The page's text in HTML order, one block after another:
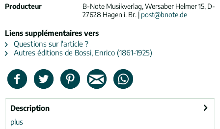
Producteur
B-Note Musikverlag, Wersaber Helmer 15, D-
27628 Hagen i. Br. | post@bnote.de
Liens supplémentaires vers
Questions sur l'article ?
Autres éditions de Bossi, Enrico (1861-1925)
Description
plus